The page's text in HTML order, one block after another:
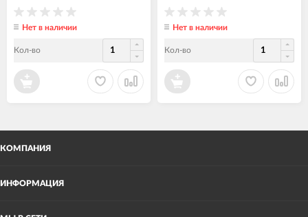
Нет в наличии
Кол-во
Нет в наличии
Кол-во
КОМПАНИЯ
ИНФОРМАЦИЯ